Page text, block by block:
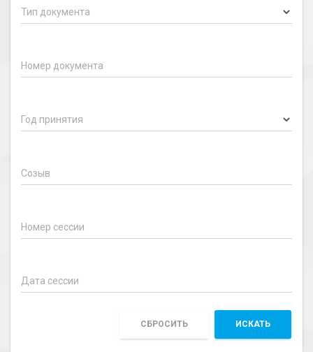
Тип документа
Номер документа
Год принятия
Созыв
Номер сессии
СБРОСИТЬ ИСКАТЬ